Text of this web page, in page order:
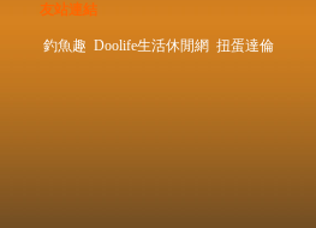
友站連結
釣魚趣 Doolife生活休閒網 扭蛋達倫